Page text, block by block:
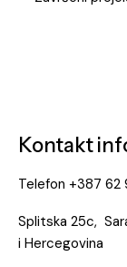
Kontakt
Telefon +387 62
Splitska 25c,
i Hercegovina